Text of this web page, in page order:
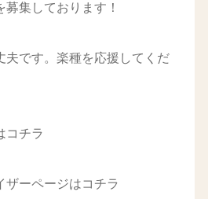
集しております！
夫です。楽種を応援してくだ
コチラ
ザーページはコチラ